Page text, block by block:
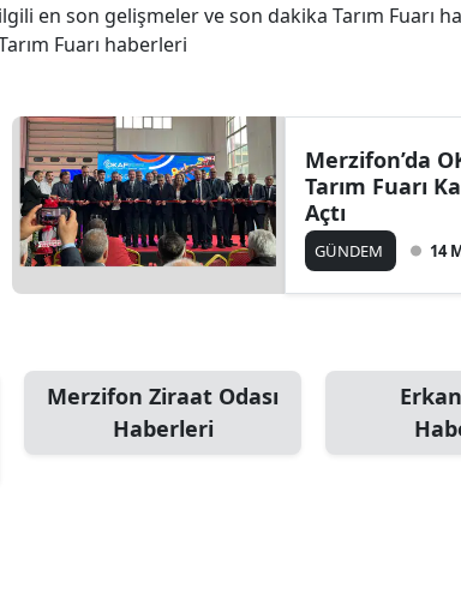
en son gelişmeler ve son dakika Tarım Fuarı
Fuarı haberleri
Merzifon’da
Tarım Fuarı
Açtı
GÜNDEM 14
Merzifon Ziraat Odası
Haberleri